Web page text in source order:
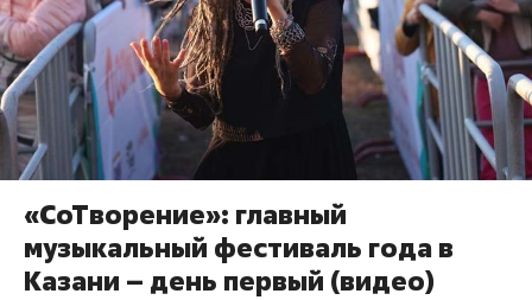
«СоТворение»: главный
музыкальный фестиваль года в
Казани – день первый (видео)